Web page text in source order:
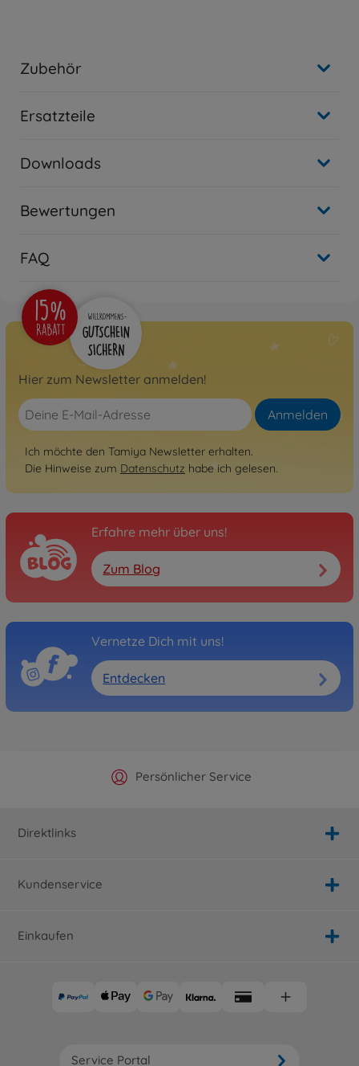
Zubehör
Ersatzteile
Downloads
Bewertungen
FAQ
Hier zum Newsletter anmelden!
Anmelden
Ich möchte den Tamiya Newsletter erhalten.
Die Hinweise zum Datenschutz habe ich gelesen.
Erfahre mehr über uns!
Zum Blog
Vernetze Dich mit uns!
Entdecken
Offizieller Hersteller Shop
Persönlicher Service
Versandkostenfrei ab 25€
Schnelle Lieferung
Direktlinks
Kundenservice
Einkaufen
Service Portal